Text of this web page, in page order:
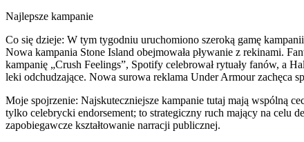
Najlepsze kampanie
Co się dzieje: W tym tygodniu uruchomiono szeroką gamę
Nowa kampania Stone Island obejmowała pływanie z rekinami.
kampanię „Crush Feelings”, Spotify celebrował rytuały fanów, a
leki odchudzające. Nowa surowa reklama Under Armour zachęca
Moje spojrzenie: Najskuteczniejsze kampanie tutaj mają wspólną
tylko celebrycki endorsement; to strategiczny ruch mający na celu
zapobiegawcze kształtowanie narracji publicznej.